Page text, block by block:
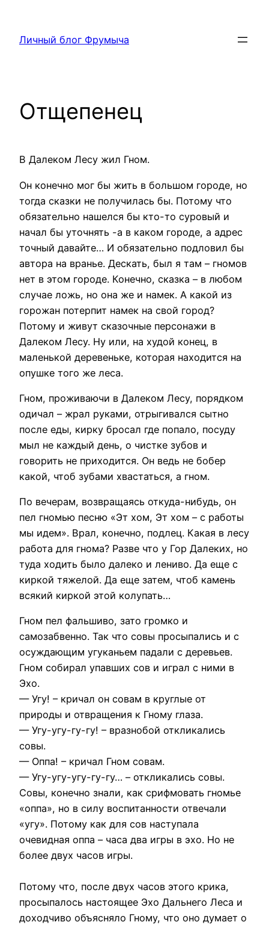
содержимому
Личный блог Фрумыча
Отщепенец
В Далеком Лесу жил Гном.
Он конечно мог бы жить в большом городе, но
тогда сказки не получилась бы. Потому что
обязательно нашелся бы кто-то суровый и
начал бы уточнять -а в каком городе, а адрес
точный давайте… И обязательно подловил бы
автора на вранье. Дескать, был я там – гномов
нет в этом городе. Конечно, сказка – в любом
случае ложь, но она же и намек. А какой из
горожан потерпит намек на свой город?
Потому и живут сказочные персонажи в
Далеком Лесу. Ну или, на худой конец, в
маленькой деревеньке, которая находится на
опушке того же леса.
Гном, проживаючи в Далеком Лесу, порядком
одичал – жрал руками, отрыгивался сытно
после еды, кирку бросал где попало, посуду
мыл не каждый день, о чистке зубов и
говорить не приходится. Он ведь не бобер
какой, чтоб зубами хвастаться, а гном.
По вечерам, возвращаясь откуда-нибудь, он
пел гномью песню «Эт хом, Эт хом – с работы
мы идем». Врал, конечно, подлец. Какая в лесу
работа для гнома? Разве что у Гор Далеких, но
туда ходить было далеко и лениво. Да еще с
киркой тяжелой. Да еще затем, чтоб камень
всякий киркой этой колупать…
Гном пел фальшиво, зато громко и
самозабвенно. Так что совы просыпались и с
осуждающим угуканьем падали с деревьев.
Гном собирал упавших сов и играл с ними в
Эхо.
— Угу! – кричал он совам в круглые от
природы и отвращения к Гному глаза.
— Угу-угу-гу-гу! – вразнобой откликались
совы.
— Оппа! – кричал Гном совам.
— Угу-угу-угу-гу-гу… – откликались совы.
Совы, конечно знали, как срифмовать гномье
«оппа», но в силу воспитанности отвечали
«угу». Потому как для сов наступала
очевидная оппа – часа два игры в эхо. Но не
более двух часов игры.
Потому что, после двух часов этого крика,
просыпалось настоящее Эхо Дальнего Леса и
доходчиво объясняло Гному, что оно думает о